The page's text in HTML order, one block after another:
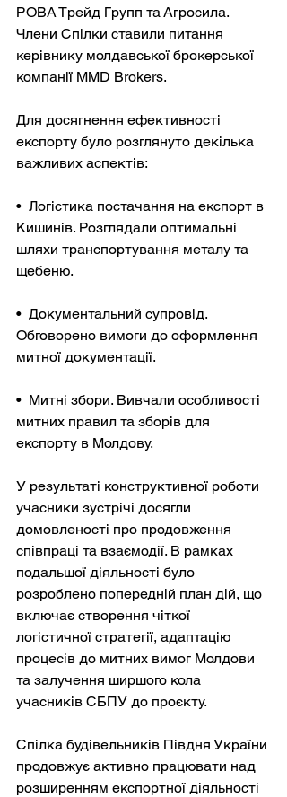
РОВА Трейд Групп та Агросила.
Члени Спілки ставили питання
керівнику молдавської брокерської
компанії MMD Brokers.
Для досягнення ефективності
експорту було розглянуто декілька
важливих аспектів:
•  Логістика постачання на експорт в
Кишинів. Розглядали оптимальні
шляхи транспортування металу та
щебеню.
•  Документальний супровід.
Обговорено вимоги до оформлення
митної документації.
•  Митні збори. Вивчали особливості
митних правил та зборів для
експорту в Молдову.
У результаті конструктивної роботи
учасники зустрічі досягли
домовленості про продовження
співпраці та взаємодії. В рамках
подальшої діяльності було
розроблено попередній план дій, що
включає створення чіткої
логістичної стратегії, адаптацію
процесів до митних вимог Молдови
та залучення ширшого кола
учасників СБПУ до проєкту.
Спілка будівельників Півдня України
продовжує активно працювати над
розширенням експортної діяльності